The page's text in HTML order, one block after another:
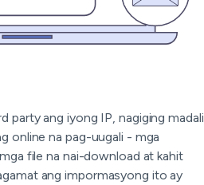
party ang iyong IP, nagiging madali
online na pag-uugali - mga
file na nai-download at kahit
ang impormasyong ito ay